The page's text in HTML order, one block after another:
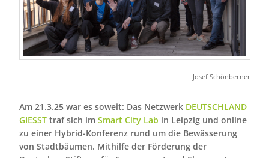
Josef Schönberner
Am 21.3.25 war es soweit: Das Netzwerk DEUTSCHLAND
GIESSTtraf sich im Smart City Lab in Leipzig und online
zu einer Hybrid-Konferenz rund um die Bewässerung
von Stadtbäumen. Mithilfe der Förderung der